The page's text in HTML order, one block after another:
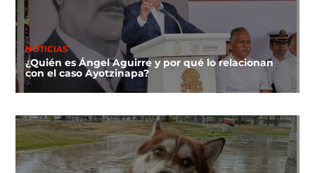
NOTICIAS
¿Quién es Ángel Aguirre y por qué lo relacionan
con el caso Ayotzinapa?